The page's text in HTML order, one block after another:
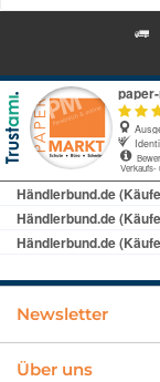
Newsletter
Über uns